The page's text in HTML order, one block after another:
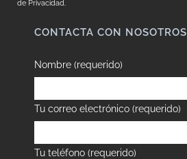
de Privacidad.
CONTACTA CON NOSOTROS
Nombre (requerido)
Tu correo electrónico (requerido)
Tu teléfono (requerido)